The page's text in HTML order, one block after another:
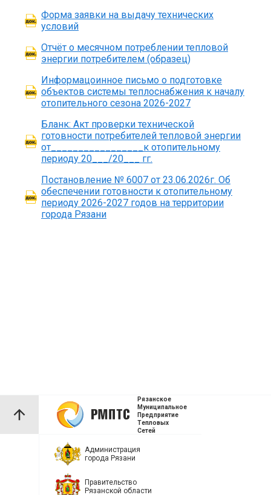
Форма заявки на выдачу технических
условий
Отчёт о месячном потреблении тепловой
энергии потребителем (образец)
Информацоинное письмо о подготовке
объектов системы теплоснабжения к началу
отопительного сезона 2026-2027
Бланк: Акт проверки технической
готовности потребителей тепловой энергии
от_________________к отопительному
периоду 20___/20___ гг.
Постановление № 6007 от 23.06.2026г. Об
обеспечении готовности к отопительному
периоду 2026-2027 годов на территории
города Рязани
Рязанское
Муниципальное
Предприятие
Тепловых
Сетей
Администрация
города Рязани
Правительство
Рязанской области